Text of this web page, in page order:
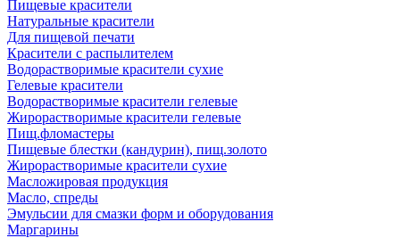
Пищевые красители
Натуральные красители
Для пищевой печати
Красители с распылителем
Водорастворимые красители сухие
Гелевые красители
Водорастворимые красители гелевые
Жирорастворимые красители гелевые
Пищ.фломастеры
Пищевые блестки (кандурин), пищ.золото
Жирорастворимые красители сухие
Масложировая продукция
Масло, спреды
Эмульсии для смазки форм и оборудования
Маргарины